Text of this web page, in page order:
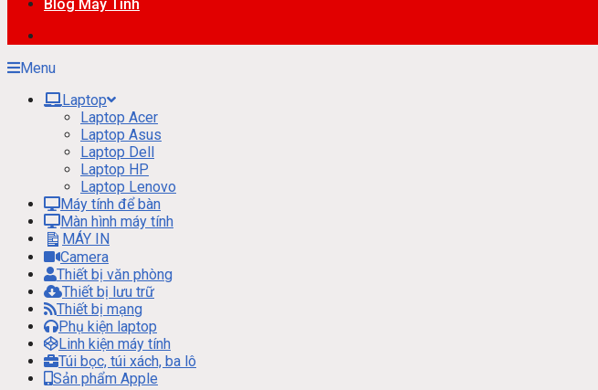
Blog Máy Tính
Menu
Laptop
Laptop Acer
Laptop Asus
Laptop Dell
Laptop HP
Laptop Lenovo
Máy tính để bàn
Màn hình máy tính
MÁY IN
Camera
Thiết bị văn phòng
Thiết bị lưu trữ
Thiết bị mạng
Phụ kiện laptop
Linh kiện máy tính
Túi bọc, túi xách, ba lô
Sản phẩm Apple